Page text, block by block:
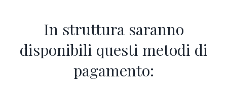
In struttura saranno
disponibili questi metodi di
pagamento: